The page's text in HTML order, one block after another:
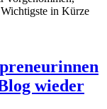
in Kürze
wieder